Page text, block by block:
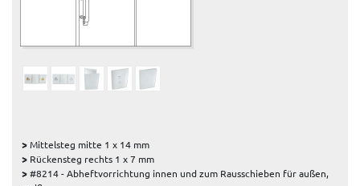
>Mittelsteg mitte 1 x 14 mm
> Rückensteg rechts 1 x 7 mm
>#8214 - Abheftvorrichtung innen und zum Rausschieben für außen,